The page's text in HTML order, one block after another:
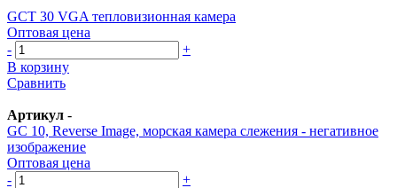
GCT 30 VGA тепловизионная камера
Оптовая цена
-
+
В корзину
Сравнить
Артикул -
GC 10, Reverse Image, морская камера слежения - негативное
изображение
Оптовая цена
-
+